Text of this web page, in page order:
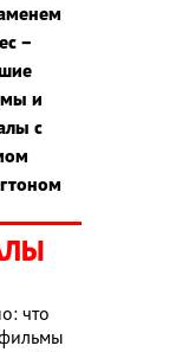
–
и
с
что